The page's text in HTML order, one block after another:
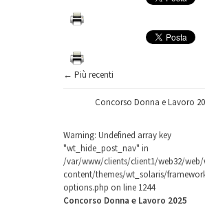
← Più recenti
Concorso Donna e Lavoro
Warning: Undefined array key
"wt_hide_post_nav" in
/var/www/clients/client1/web32/web/
content/themes/wt_solaris/
options.php on line 1244
Concorso Donna e Lavoro 2025